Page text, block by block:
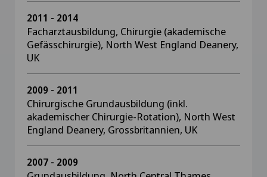
2011 - 2014
Facharztausbildung, Chirurgie (akademische
Gefässchirurgie), North West England Deanery,
UK
2009 - 2011
Chirurgische Grundausbildung (inkl.
akademischer Chirurgie-Rotation), North West
England Deanery, Grossbritannien, UK
2007 - 2009